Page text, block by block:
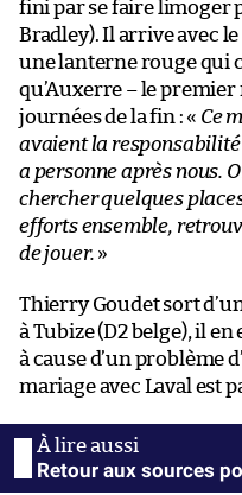
fini par se faire limoger
Bradley). Il arrive avec
une lanterne rouge qui
qu’Auxerre – le
journées de la fin : « Ce
avaient la responsabilité
a personne après nous.
chercher quelques
efforts ensemble,
de jouer. »
Thierry Goudet sort
à Tubize (D2 belge), il
à cause d’un problème
mariage avec Laval est
Retour aux sources